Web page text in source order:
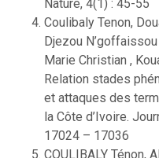
Nature, 4(1) : 45-55
Coulibaly Tenon,
Djezou
Marie Christian ,
Relation stades
et attaques des
la Côte d’Ivoire.
17024 – 17036
COULIBALY Ténon,